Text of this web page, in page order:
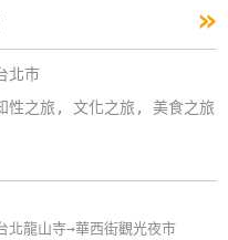
»
北市
性之旅, 文化之旅, 美食之旅
龍山寺→華西街觀光夜市